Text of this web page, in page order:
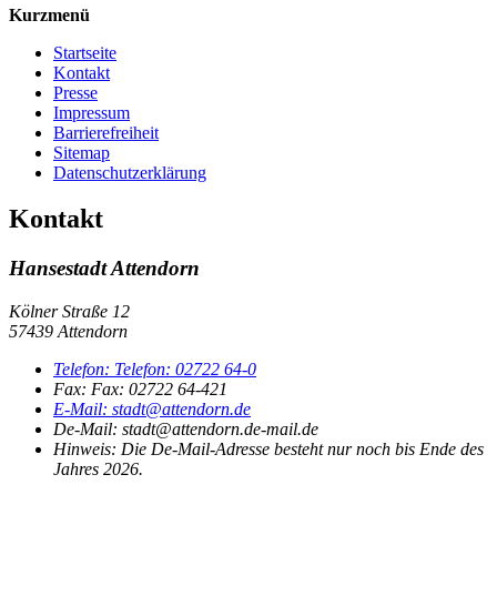
Kurzmenü
Startseite
Kontakt
Presse
Impressum
Barrierefreiheit
Sitemap
Datenschutzerklärung
Kontakt
Hansestadt Attendorn
Kölner Straße 12
57439 Attendorn
Telefon: Telefon: 02722 64-0
Fax: Fax: 02722 64-421
E-Mail: stadt@attendorn.de
De-Mail: stadt@attendorn.de-mail.de
Hinweis: Die De-Mail-Adresse besteht nur noch bis Ende des
Jahres 2026.